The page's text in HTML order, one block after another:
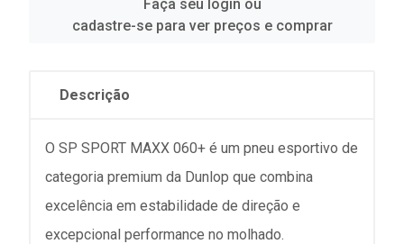
Faça seu login ou
cadastre-se para ver preços e comprar
Descrição
O SP SPORT MAXX 060+ é um pneu esportivo de
categoria premium da Dunlop que combina
excelência em estabilidade de direção e
excepcional performance no molhado.